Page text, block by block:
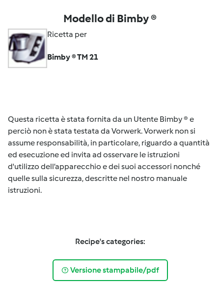
Modello di Bimby ®
Ricetta per
Bimby ® TM 21
Questa ricetta è stata fornita da un Utente Bimby ® e
perciò non è stata testata da Vorwerk. Vorwerk non si
assume responsabilità, in particolare, riguardo a quantità
ed esecuzione ed invita ad osservare le istruzioni
d'utilizzo dell’apparecchio e dei suoi accessori nonché
quelle sulla sicurezza, descritte nel nostro manuale
istruzioni.
Recipe's categories:
Versione stampabile/pdf